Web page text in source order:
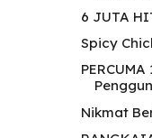
6 JUTA
Spicy
Nikmat